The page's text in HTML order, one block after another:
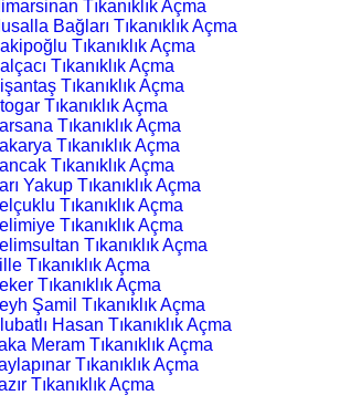
Tıkanıklık Açma
Bağları Tıkanıklık Açma
Tıkanıklık Açma
Tıkanıklık Açma
Tıkanıklık Açma
Tıkanıklık Açma
Tıkanıklık Açma
Tıkanıklık Açma
Tıkanıklık Açma
Yakup Tıkanıklık Açma
Tıkanıklık Açma
Tıkanıklık Açma
Tıkanıklık Açma
Tıkanıklık Açma
Tıkanıklık Açma
Şamil Tıkanıklık Açma
Hasan Tıkanıklık Açma
Meram Tıkanıklık Açma
Tıkanıklık Açma
Tıkanıklık Açma